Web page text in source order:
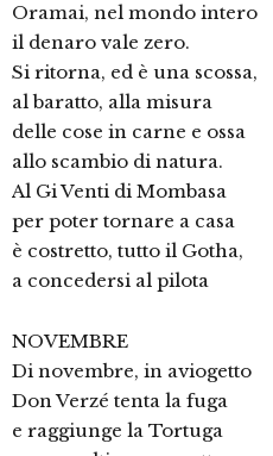
Oramai, nel mondo intero
il denaro vale zero.
Si ritorna, ed è una scossa,
al baratto, alla misura
delle cose in carne e ossa
allo scambio di natura.
Al Gi Venti di Mombasa
per poter tornare a casa
è costretto, tutto il Gotha,
a concedersi al pilota
NOVEMBRE
Di novembre, in aviogetto
Don Verzé tenta la fuga
e raggiunge la Tortuga